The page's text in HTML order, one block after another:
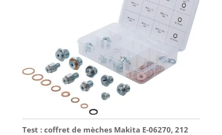
Test : coffret de mèches Makita E-06270, 212